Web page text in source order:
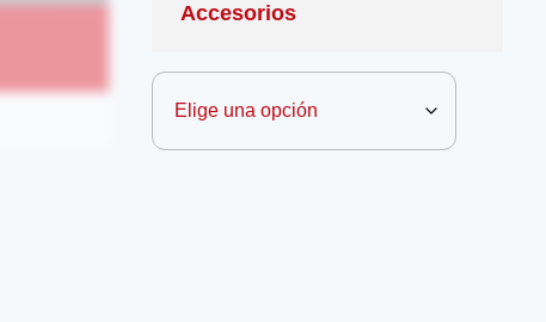
Accesorios